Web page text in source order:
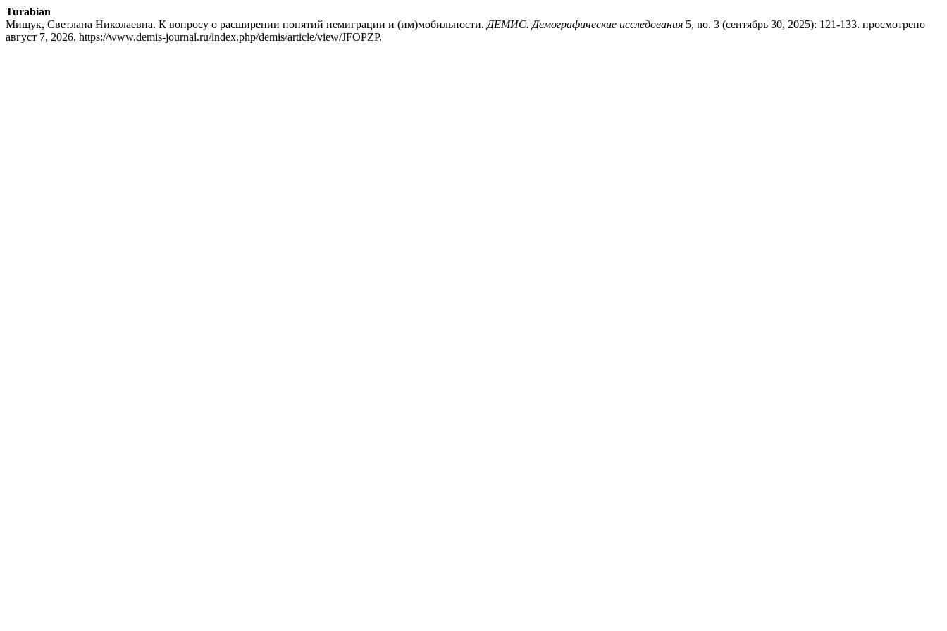
Turabian
Мищук, Светлана Николаевна. К вопросу о расширении понятий немиграции и (им)мобильности. ДЕМИС. Демографические исследования 5, no. 3 (сентябрь 30, 2025): 121-133. просмотрено
август 7, 2026. https://www.demis-journal.ru/index.php/demis/article/view/JFOPZP.